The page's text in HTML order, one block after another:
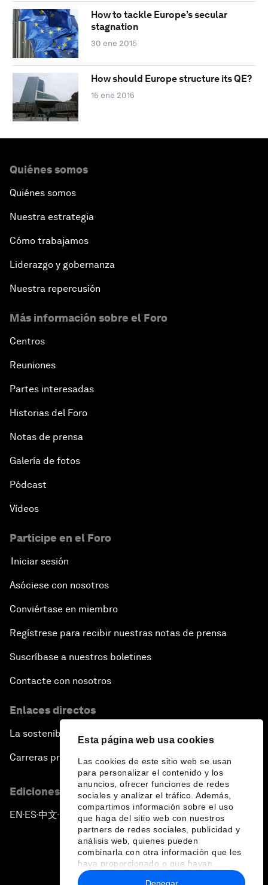
Esta página web usa cookies
Las cookies de este sitio web se usan
para personalizar el contenido y los
anuncios, ofrecer funciones de redes
sociales y analizar el tráfico. Además,
compartimos información sobre el uso
que haga del sitio web con nuestros
partners de redes sociales, publicidad y
análisis web, quienes pueden
combinarla con otra información que les
haya proporcionado o que hayan
recopilado a partir del uso que haya
Denegar
How to tackle Europe’s secular
stagnation
30 ene 2015
How should Europe structure its QE?
15 ene 2015
Quiénes somos
Quiénes somos
Nuestra estrategia
Cómo trabajamos
Liderazgo y gobernanza
Nuestra repercusión
Más información sobre el Foro
Centros
Reuniones
Partes interesadas
Historias del Foro
Notas de prensa
Galería de fotos
Pódcast
Vídeos
Participe en el Foro
Iniciar sesión
Asóciese con nosotros
Conviértase en miembro
Regístrese para recibir nuestras notas de prensa
Suscríbase a nuestros boletines
Contacte con nosotros
Enlaces directos
La sostenibilidad en el Foro
Carreras profesionales
Ediciones en otros idiomas
EN ▪ ES▪中文▪ 日本語